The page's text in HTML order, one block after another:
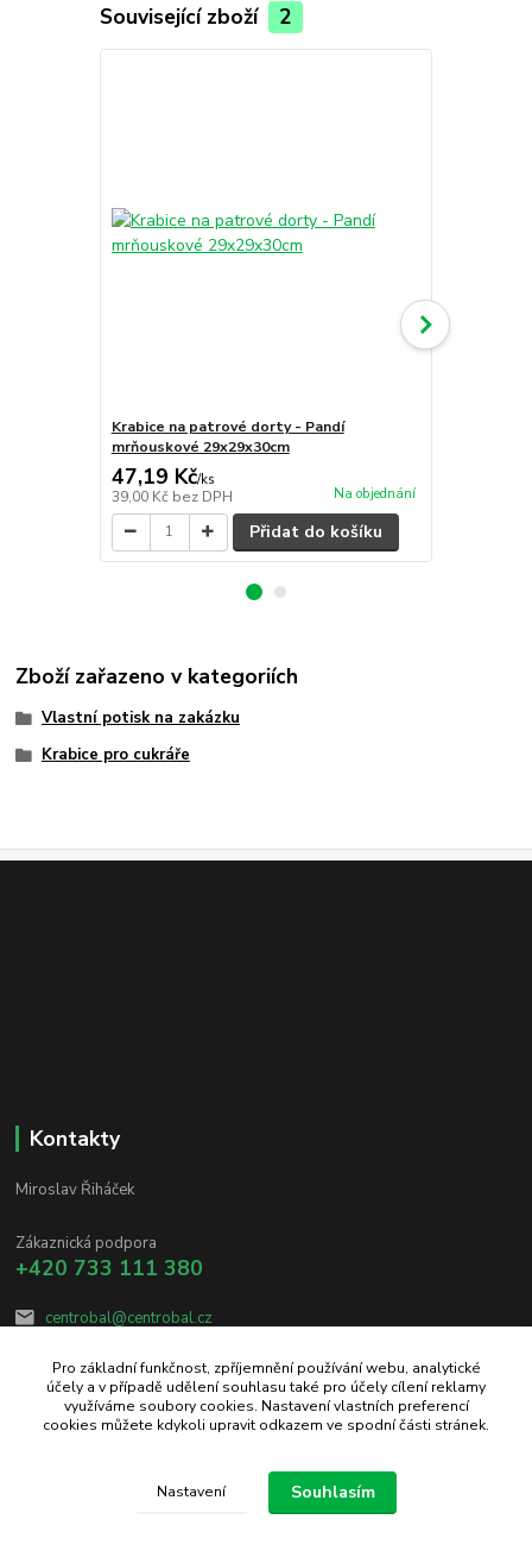
Související zboží 2
Krabice na patrové dorty - Pandí
mrňouskové 29x29x30cm
47,19 Kč/ks
39,00 Kč bez DPH Na objednání
Přidat do košíku
Zboží zařazeno v kategoriích
Vlastní potisk na zakázku
Krabice pro cukráře
Kontakty
Miroslav Řiháček
Zákaznická podpora
+420 733 111 380
centrobal@centrobal.cz
Upravit sběr cookies.
Pro základní funkčnost, zpříjemnění používání webu, analytické
účely a v případě udělení souhlasu také pro účely cílení reklamy
využíváme soubory cookies. Nastavení vlastních preferencí
cookies můžete kdykoli upravit odkazem ve spodní části stránek.
Nastavení Souhlasím